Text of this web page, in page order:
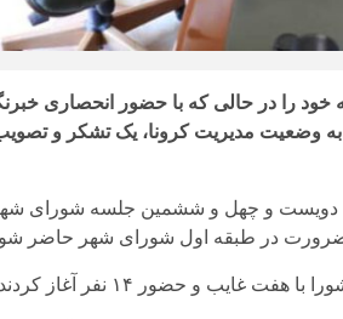
را در حالی که با حضور انحصاری
وضعیت مدیریت کرونا، یک تشکر و تصویب
دویست و چهل و ششمین جلسه شورای
در طبقه اول شورای شهر حاضر
و حضور ۱۴ نفر آغاز کردند.